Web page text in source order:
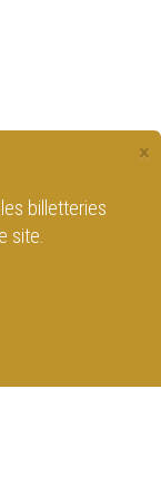
×
billetteries
site.